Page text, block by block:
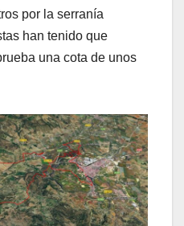
por la serranía
han tenido que
una cota de unos